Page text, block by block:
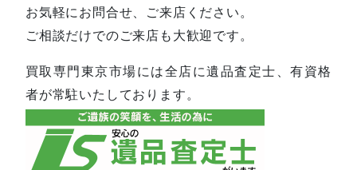
お気軽にお問合せ、ご来店ください。
ご相談だけでのご来店も大歓迎です。
買取専門東京市場には全店に遺品査定士、有資格
者が常駐いたしております。